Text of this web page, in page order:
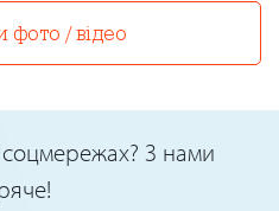
фото / відео
З нами